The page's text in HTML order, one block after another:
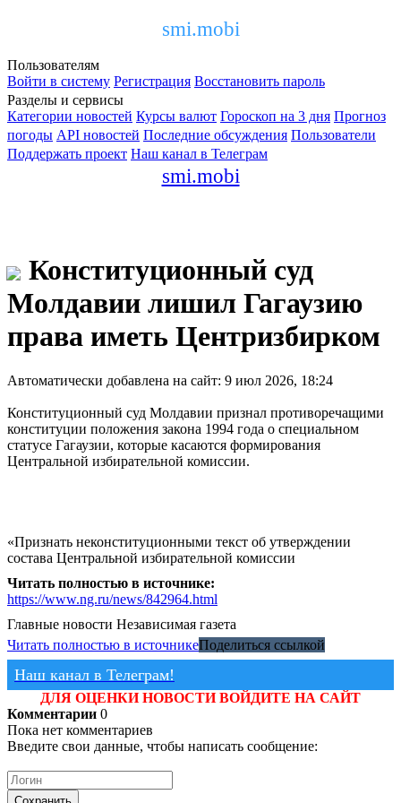
smi.mobi
Пользователям
Войти в систему Регистрация Восстановить пароль
Разделы и сервисы
Категории новостей Курсы валют Гороскоп на 3 дня Прогноз
погоды API новостей Последние обсуждения Пользователи
Поддержать проект Наш канал в Телеграм
smi.mobi
Конституционный суд
Молдавии лишил Гагаузию
права иметь Центризбирком
Автоматически добавлена на сайт: 9 июл 2026, 18:24
Конституционный суд Молдавии признал противоречащими
конституции положения закона 1994 года о специальном
статусе Гагаузии, которые касаются формирования
Центральной избирательной комиссии.
«Признать неконституционными текст об утверждении
состава Центральной избирательной комиссии
Читать полностью в источнике:
https://www.ng.ru/news/842964.html
Главные новости Независимая газета
Читать полностью в источникеПоделиться ссылкой
Наш канал в Телеграм!
ДЛЯ ОЦЕНКИ НОВОСТИ ВОЙДИТЕ НА САЙТ
Комментарии 0
Пока нет комментариев
Введите свои данные, чтобы написать сообщение: